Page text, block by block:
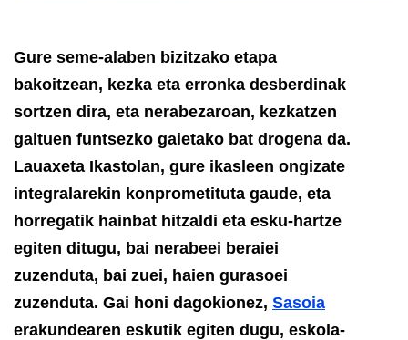
Gure seme-alaben bizitzako etapa
bakoitzean, kezka eta erronka desberdinak
sortzen dira, eta nerabezaroan, kezkatzen
gaituen funtsezko gaietako bat drogena da.
Lauaxeta Ikastolan, gure ikasleen ongizate
integralarekin konprometituta gaude, eta
horregatik hainbat hitzaldi eta esku-hartze
egiten ditugu, bai nerabeei beraiei
zuzenduta, bai zuei, haien gurasoei
zuzenduta. Gai honi dagokionez, Sasoia
erakundearen eskutik egiten dugu, eskola-